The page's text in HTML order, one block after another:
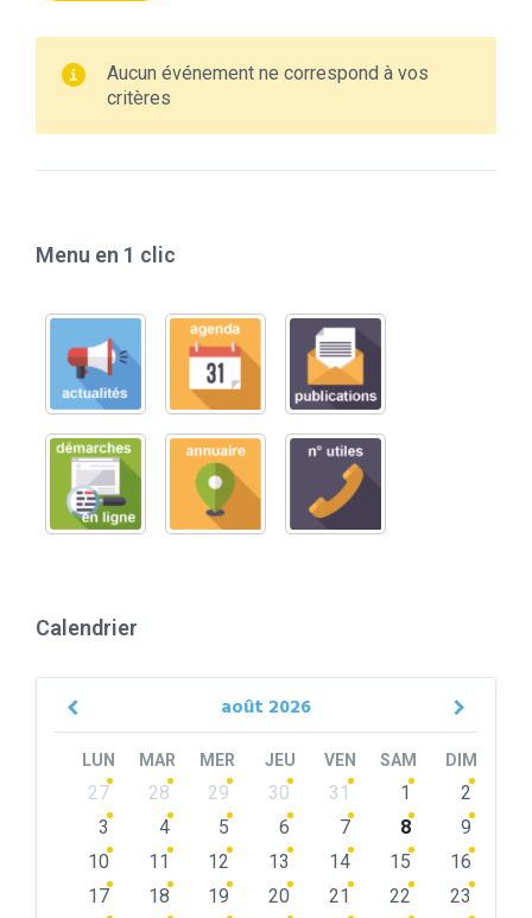
Aucun événement ne correspond à vos
critères
Menu en 1 clic
Calendrier
août 2026
Previous
LUN MAR MER JEU VEN SAM DIM
Skip
calendar
27 28 29 30 31 1
2
3
4 5 6 7 8
9
10
11 12 13 14 15
16
17
18 19 20 21 22
23